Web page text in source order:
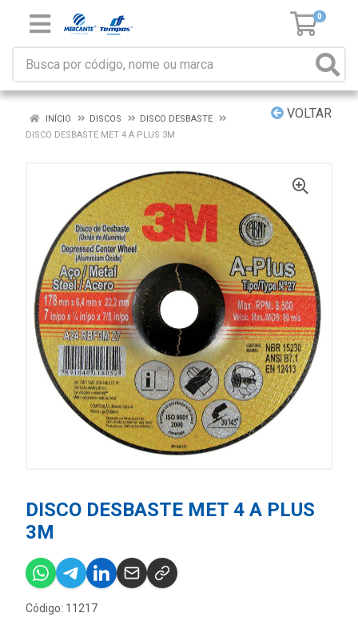
0
VOLTAR
INÍCIO DISCOS
DISCO DESBASTE
DISCO DESBASTE MET 4 A PLUS 3M
DISCO DESBASTE MET 4 A PLUS
3M
Código: 11217